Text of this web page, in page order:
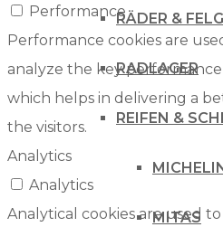
RÄDER &
RADLAGER
REIFEN &
MITAS
Performance
Performance cookies are
analyze the key
which helps in delivering a
the visitors.
Analytics
Analytics
Analytical cookies are used